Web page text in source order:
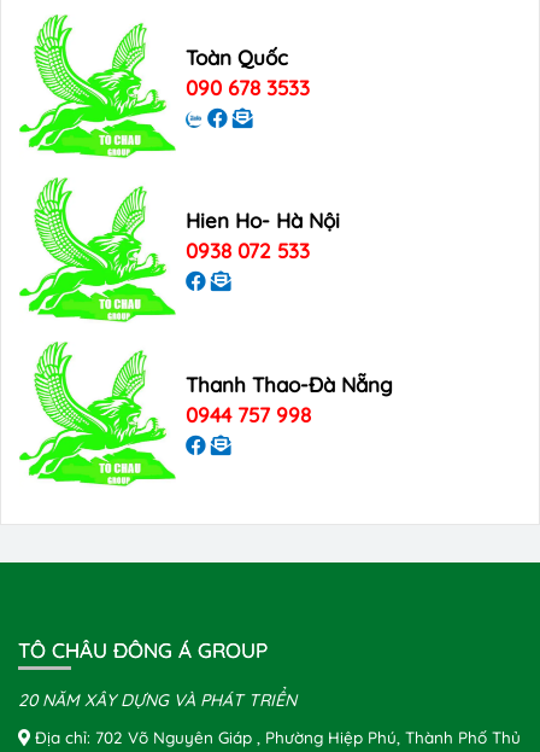
Toàn Quốc
090 678 3533
Hien Ho- Hà Nội
0938 072 533
Thanh Thao-Đà Nẵng
0944 757 998
TÔ CHÂU ĐÔNG Á GROUP
20 NĂM XÂY DỰNG VÀ PHÁT TRIỂN
Địa chỉ: 702 Võ Nguyên Giáp , Phường Hiệp Phú, Thành Phố Thủ